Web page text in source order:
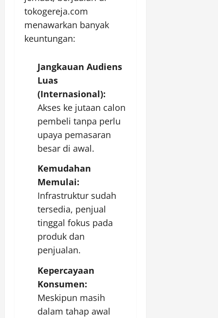
tokogereja.com
menawarkan banyak
keuntungan:
Jangkauan Audiens
Luas
(Internasional):
Akses ke jutaan calon
pembeli tanpa perlu
upaya pemasaran
besar di awal.
Kemudahan
Memulai:
Infrastruktur sudah
tersedia, penjual
tinggal fokus pada
produk dan
penjualan.
Kepercayaan
Konsumen:
Meskipun masih
dalam tahap awal